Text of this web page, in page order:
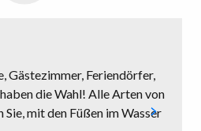
Gästezimmer, Feriendörfer,
die Wahl! Alle Arten von
mit den Füßen im Wasser